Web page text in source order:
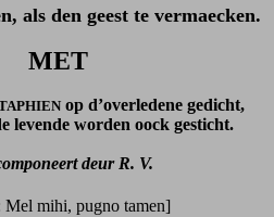
als den geest te vermaecken.
MET
op d’overledene gedicht,
levende worden oock gesticht.
deur R. V.
Mel mihi, pugno tamen]